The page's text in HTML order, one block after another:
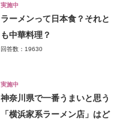
実施中
ラーメンって日本食？それと
も中華料理？
回答数：19630
実施中
神奈川県で一番うまいと思う
「横浜家系ラーメン店」はど